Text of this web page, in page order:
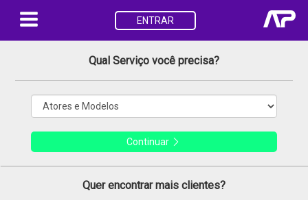
ENTRAR
Qual Serviço você precisa?
Continuar
Quer encontrar mais clientes?